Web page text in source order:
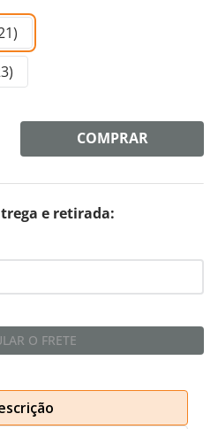
COMPRAR
e retirada:
O FRETE